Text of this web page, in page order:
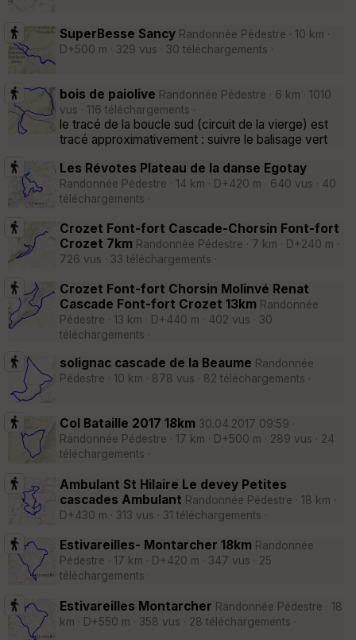
SuperBesse Sancy Randonnée Pédestre · 10 km ·
D+500 m · 329 vus · 30 téléchargements ·
bois de paiolive Randonnée Pédestre · 6 km · 1010
vus · 116 téléchargements ·
le tracé de la boucle sud (circuit de la vierge) est
tracé approximativement : suivre le balisage vert
Les Révotes Plateau de la danse Egotay
Randonnée Pédestre · 14 km · D+420 m · 640 vus · 40
téléchargements ·
Crozet Font-fort Cascade-Chorsin Font-fort
Crozet 7km Randonnée Pédestre · 7 km · D+240 m ·
726 vus · 33 téléchargements ·
Crozet Font-fort Chorsin Molinvé Renat
Cascade Font-fort Crozet 13km Randonnée
Pédestre · 13 km · D+440 m · 402 vus · 30
téléchargements ·
solignac cascade de la Beaume Randonnée
Pédestre · 10 km · 878 vus · 82 téléchargements ·
Col Bataille 2017 18km 30.04.2017 09:59 ·
Randonnée Pédestre · 17 km · D+500 m · 289 vus · 24
téléchargements ·
Ambulant St Hilaire Le devey Petites
cascades Ambulant Randonnée Pédestre · 18 km ·
D+430 m · 313 vus · 31 téléchargements ·
Estivareilles- Montarcher 18km Randonnée
Pédestre · 17 km · D+420 m · 347 vus · 25
téléchargements ·
Estivareilles Montarcher Randonnée Pédestre · 18
km · D+550 m · 358 vus · 28 téléchargements ·